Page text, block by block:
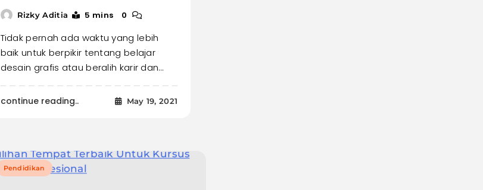
Rizky Aditia 5 mins 0
Tidak pernah ada waktu yang lebih
baik untuk berpikir tentang belajar
desain grafis atau beralih karir dan…
continue reading.. May 19, 2021
Pendidikan